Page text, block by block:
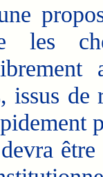
les
issus de
être